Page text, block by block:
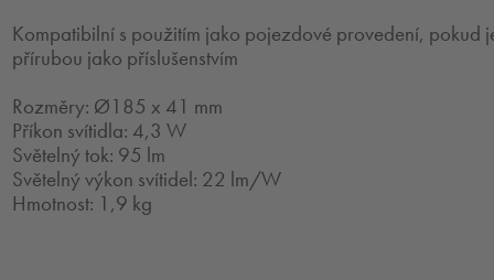
Kompatibilní s použitím jako pojezdové provedení, pokud
přírubou jako příslušenstvím
Rozměry: Ø185 x 41 mm
Příkon svítidla: 4,3 W
Světelný tok: 95 lm
Světelný výkon svítidel: 22 lm/W
Hmotnost: 1,9 kg